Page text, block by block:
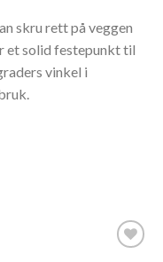
skru rett på veggen
et solid festepunkt til
vinkel i